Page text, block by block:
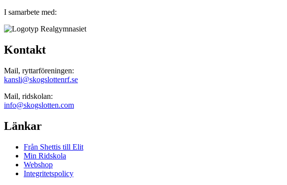
I samarbete med:
Kontakt
Mail, ryttarföreningen:
kansli@skogslottenrf.se
Mail, ridskolan:
info@skogslotten.com
Länkar
Från Shettis till Elit
Min Ridskola
Webshop
Integritetspolicy